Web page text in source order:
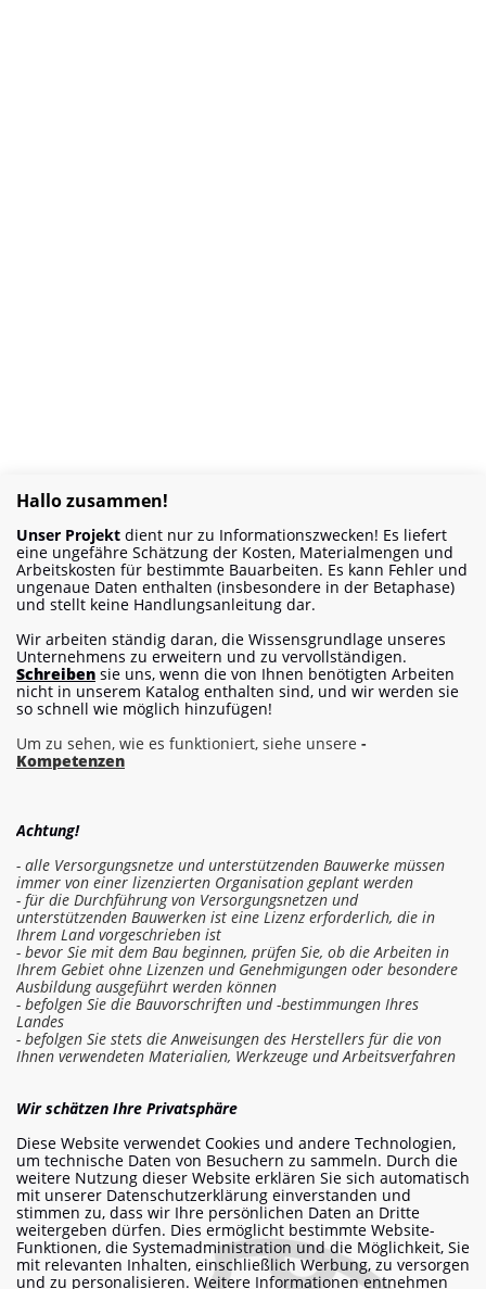
info@am-builder.com
Helfen Sie dem Projekt
In die Kostenschätzung einloggen
Arbeit bestellen
Hallo zusammen!
Unser Projekt dient nur zu Informationszwecken! Es liefert
eine ungefähre Schätzung der Kosten, Materialmengen und
Arbeitskosten für bestimmte Bauarbeiten. Es kann Fehler und
ungenaue Daten enthalten (insbesondere in der Betaphase)
und stellt keine Handlungsanleitung dar.
Wir arbeiten ständig daran, die Wissensgrundlage unseres
Unternehmens zu erweitern und zu vervollständigen.
Schreiben sie uns, wenn die von Ihnen benötigten Arbeiten
nicht in unserem Katalog enthalten sind, und wir werden sie
so schnell wie möglich hinzufügen!
Um zu sehen, wie es funktioniert, siehe unsere -
Kompetenzen
Achtung!
- alle Versorgungsnetze und unterstützenden Bauwerke müssen
immer von einer lizenzierten Organisation geplant werden
- für die Durchführung von Versorgungsnetzen und
unterstützenden Bauwerken ist eine Lizenz erforderlich, die in
Ihrem Land vorgeschrieben ist
- bevor Sie mit dem Bau beginnen, prüfen Sie, ob die Arbeiten in
Ihrem Gebiet ohne Lizenzen und Genehmigungen oder besondere
Ausbildung ausgeführt werden können
- befolgen Sie die Bauvorschriften und -bestimmungen Ihres
Landes
- befolgen Sie stets die Anweisungen des Herstellers für die von
Ihnen verwendeten Materialien, Werkzeuge und Arbeitsverfahren
Wir schätzen Ihre Privatsphäre
Diese Website verwendet Cookies und andere Technologien,
um technische Daten von Besuchern zu sammeln. Durch die
weitere Nutzung dieser Website erklären Sie sich automatisch
mit unserer Datenschutzerklärung einverstanden und
stimmen zu, dass wir Ihre persönlichen Daten an Dritte
weitergeben dürfen. Dies ermöglicht bestimmte Website-
Funktionen, die Systemadministration und die Möglichkeit, Sie
mit relevanten Inhalten, einschließlich Werbung, zu versorgen
und zu personalisieren. Weitere Informationen entnehmen